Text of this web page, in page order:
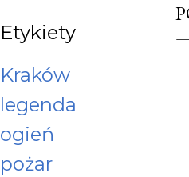
Etykiety
Kraków
legenda
ogień
pożar